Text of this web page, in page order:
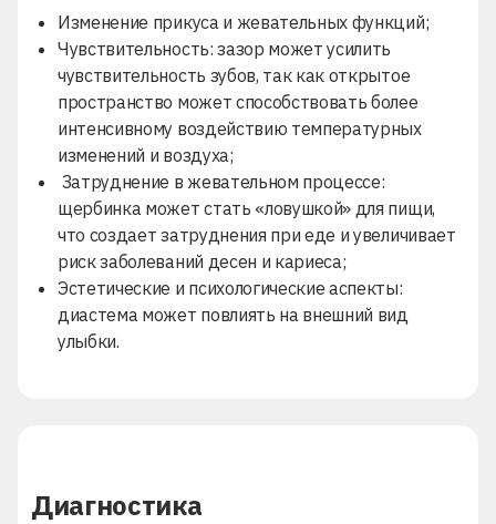
Изменение прикуса и жевательных функций;
Чувствительность:зазор может усилить
чувствительность зубов, так как открытое
пространство может способствовать более
интенсивному воздействию температурных
изменений и воздуха;
Затруднение в жевательном процессе:
щербинка может стать «ловушкой» для пищи,
что создает затруднения при еде и увеличивает
риск заболеваний десен и кариеса;
Эстетические и психологические аспекты:
диастема может повлиять на внешний вид
улыбки.
Диагностика